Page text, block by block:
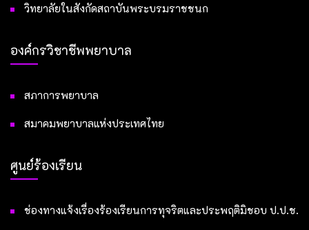
วิทยาลัยในสังกัดสถาบันพระบรมราชชนก
องค์กรวิชาชีพพยาบาล
สภาการพยาบาล
สมาคมพยาบาลแห่งประเทศไทย
ศูนย์ร้องเรียน
ช่องทางแจ้งเรื่องร้องเรียนการทุจริตและประพฤติมิชอบ ป.ป.ช.